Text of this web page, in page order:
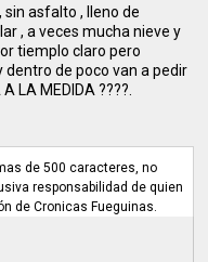
sin asfalto , lleno de
, a veces mucha nieve y
tiemplo claro pero
dentro de poco van a pedir
LA MEDIDA ????.
de 500 caracteres, no
responsabilidad de quien
de Cronicas Fueguinas.